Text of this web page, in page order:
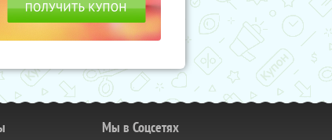
Мы в Соцсетях